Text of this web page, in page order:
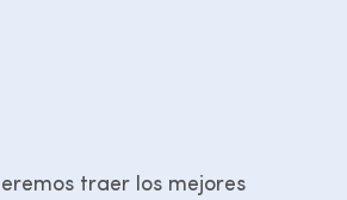
traer los mejores